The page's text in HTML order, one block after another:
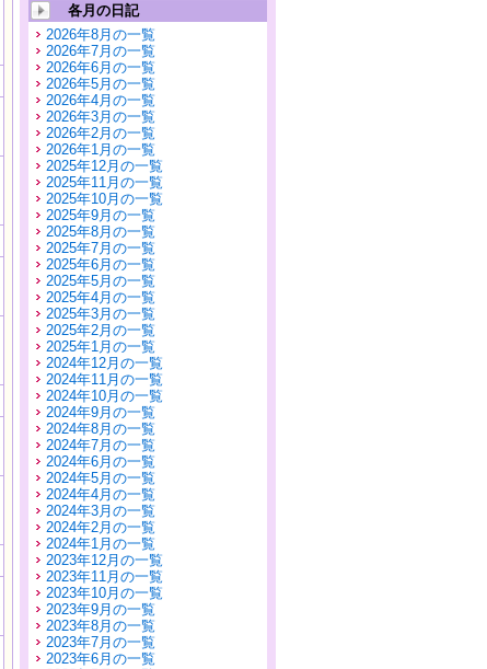
各月の日記
2026年8月の一覧
2026年7月の一覧
2026年6月の一覧
2026年5月の一覧
2026年4月の一覧
2026年3月の一覧
2026年2月の一覧
2026年1月の一覧
2025年12月の一覧
2025年11月の一覧
2025年10月の一覧
2025年9月の一覧
2025年8月の一覧
2025年7月の一覧
2025年6月の一覧
2025年5月の一覧
2025年4月の一覧
2025年3月の一覧
2025年2月の一覧
2025年1月の一覧
2024年12月の一覧
2024年11月の一覧
2024年10月の一覧
2024年9月の一覧
2024年8月の一覧
2024年7月の一覧
2024年6月の一覧
2024年5月の一覧
2024年4月の一覧
2024年3月の一覧
2024年2月の一覧
2024年1月の一覧
2023年12月の一覧
2023年11月の一覧
2023年10月の一覧
2023年9月の一覧
2023年8月の一覧
2023年7月の一覧
2023年6月の一覧